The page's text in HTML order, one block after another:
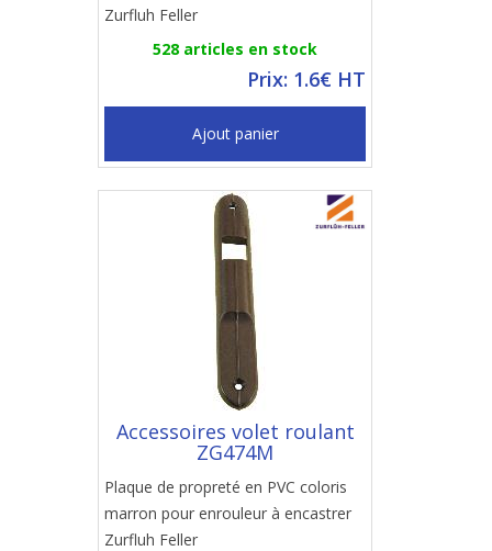
Zurfluh Feller
528 articles en stock
Prix: 1.6€ HT
Ajout panier
Accessoires volet roulant
ZG474M
Plaque de propreté en PVC coloris
marron pour enrouleur à encastrer
Zurfluh Feller